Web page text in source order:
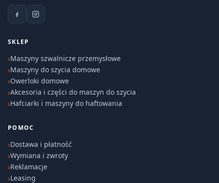
SKLEP
Maszyny szwalnicze przemysłowe
Maszyny do szycia domowe
Owerloki domowe
Akcesoria i części do maszyn do szycia
Hafciarki i maszyny do haftowania
POMOC
Dostawa i płatność
Wymiana i zwroty
Reklamacje
Leasing